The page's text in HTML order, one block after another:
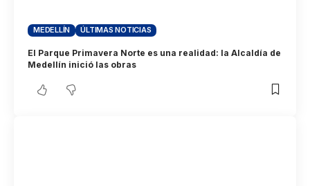
MEDELLÍN ÚLTIMAS NOTICIAS
El Parque Primavera Norte es una realidad: la Alcaldía de
Medellín inició las obras